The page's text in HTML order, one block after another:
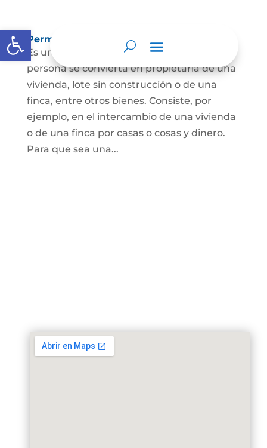
Abrir barra de herramientas
Permuta de Inmuebles
Es uno de los contratos para que una
persona se convierta en propietaria de una
vivienda, lote sin construcción o de una
finca, entre otros bienes. Consiste, por
ejemplo, en el intercambio de una vivienda
o de una finca por casas o cosas y dinero.
Para que sea una...